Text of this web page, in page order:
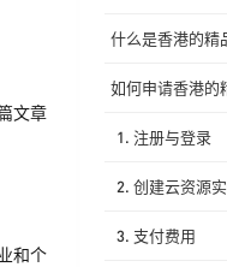
文章
和个
什么是香港的精
如何申请香港的
1. 注册与登录
2. 创建云资源
3. 支付费用